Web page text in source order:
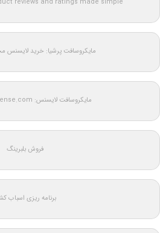
مایکروسافت پرشیا: خرید لایسنس
مایکروسافت لایسنس: MicrosoftLicense.com
فروش بلبرینگ
برنامه ریزی اسباب